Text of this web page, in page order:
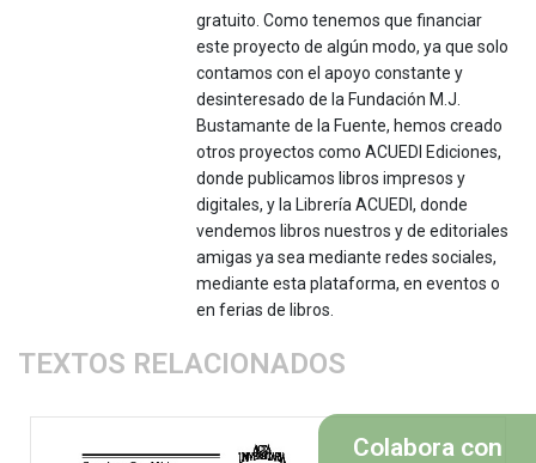
gratuito. Como tenemos que financiar
este proyecto de algún modo, ya que solo
contamos con el apoyo constante y
desinteresado de la Fundación M.J.
Bustamante de la Fuente, hemos creado
otros proyectos como ACUEDI Ediciones,
donde publicamos libros impresos y
digitales, y la Librería ACUEDI, donde
vendemos libros nuestros y de editoriales
amigas ya sea mediante redes sociales,
mediante esta plataforma, en eventos o
en ferias de libros.
TEXTOS RELACIONADOS
Colabora con